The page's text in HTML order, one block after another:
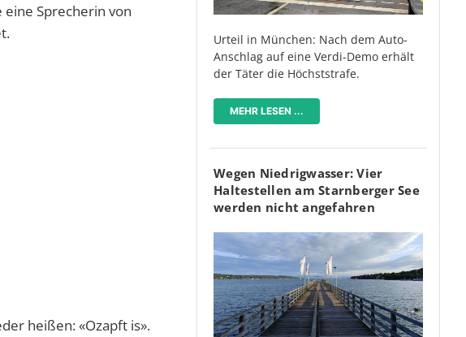
Sprecherin von
heißen: «Ozapft is».
Urteil in München: Nach dem Auto-
Anschlag auf eine Verdi-Demo erhält
der Täter die Höchststrafe.
MEHR LESEN ...
Wegen Niedrigwasser: Vier
Haltestellen am Starnberger See
werden nicht angefahren